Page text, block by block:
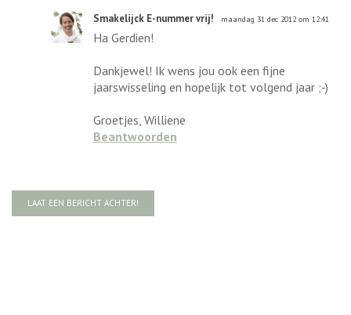
Smakelijck E-nummer vrij! maandag 31 dec 2012 om 12:41
Ha Gerdien!
Dankjewel! Ik wens jou ook een fijne
jaarswisseling en hopelijk tot volgend jaar ;-)
Groetjes, Williene
Beantwoorden
LAAT EEN BERICHT ACHTER!